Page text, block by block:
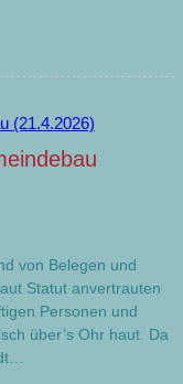
von Belegen und
Statut anvertrauten
Personen und
über’s Ohr haut. Da